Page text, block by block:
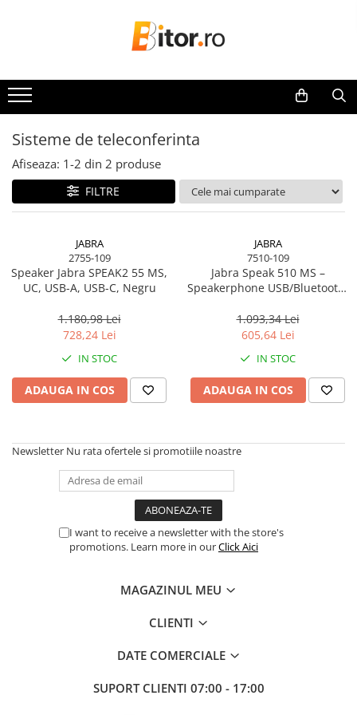
Laptop , PC, Tablete
Laptop-uri
Laptop-uri Gaming
Laptop-uri Business
Desktop PC
Sistem barebone
Imprimante, Scannere,
Imprimante & Multifuncționale
Imprimanta Laser Mono
Imprimante Cerneală
Imprimante Matriciale
Multifuncțional Laser Mono
Accesorii Imprimante & Scannere
Consumabile & Filamente 3D
Consumabile - cerneală
Cerneală & Cap de Printare
Imprimante Large Format Printer
Accesorii Large Format
Plottere & Scannere
Sisteme de teleconferinta
Afiseaza: 1-2 din 2 produse
FILTRE
JABRA
2755-109
Speaker Jabra SPEAK2 55 MS,
UC, USB-A, USB-C, Negru
1.180,98 Lei
728,24 Lei
IN STOC
ADAUGA IN COS
JABRA
7510-109
Jabra Speak 510 MS –
Speakerphone USB/Bluetooth,
1.093,34 Lei
605,64 Lei
IN STOC
ADAUGA IN COS
Newsletter Nu rata ofertele si promotiile noastre
I want to receive a newsletter with the store's
promotions. Learn more in ourClick Aici
MAGAZINUL MEU
CLIENTI
DATE COMERCIALE
SUPORT CLIENTI 07:00 - 17:00